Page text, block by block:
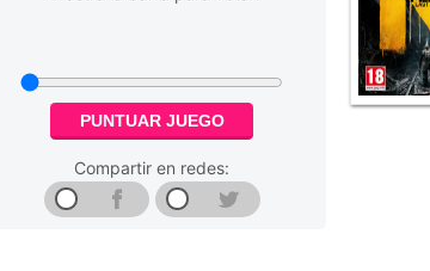
PUNTUAR JUEGO
Compartir en redes: